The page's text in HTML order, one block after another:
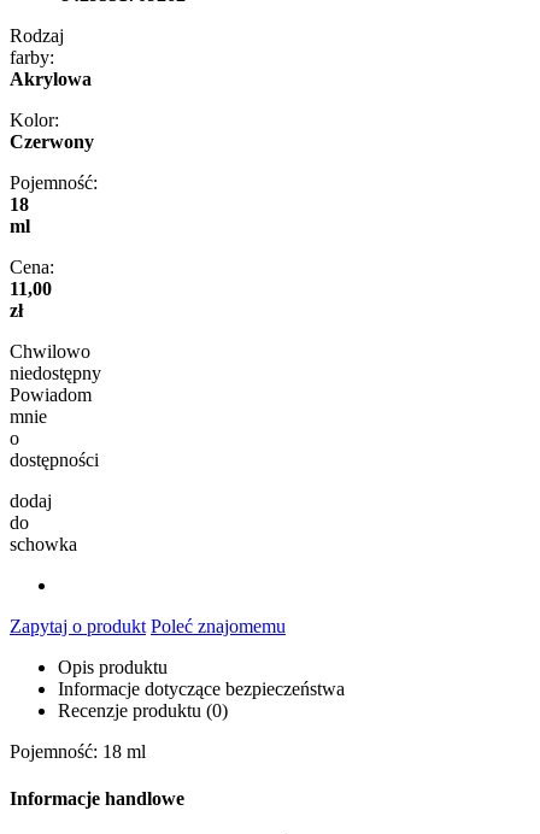
Rodzaj
farby:
Akrylowa
Kolor:
Czerwony
Pojemność:
18
ml
Cena:
11,00
zł
Chwilowo
niedostępny
Powiadom
mnie
o
dostępności
dodaj
do
schowka
Zapytaj o produkt Poleć znajomemu
Opis produktu
Informacje dotyczące bezpieczeństwa
Recenzje produktu (0)
Pojemność: 18 ml
Informacje handlowe